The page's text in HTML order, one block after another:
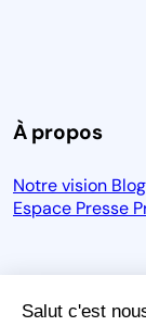
Salut c'est
À propos
Notre vision Blog
Espace Presse